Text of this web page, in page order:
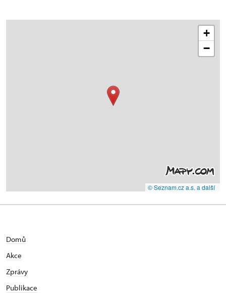
+
−
© Seznam.cz a.s. a další
Domů
Akce
Zprávy
Publikace